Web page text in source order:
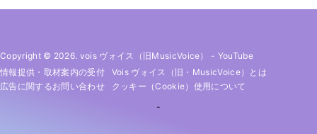
Copyright © 2026. vois ヴォイス（旧MusicVoice） - YouTube
情報提供・取材案内の受付
Vois ヴォイス（旧・MusicVoice）とは
広告に関するお問い合わせ
クッキー（cookie）使用について
-